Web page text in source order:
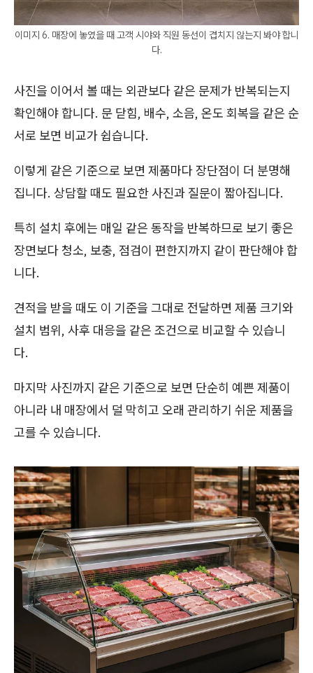
이미지 6. 매장에 놓였을 때 고객 시야와 직원 동선이 겹치지 않는지 봐야 합니
다.
사진을 이어서 볼 때는 외관보다 같은 문제가 반복되는지
확인해야 합니다. 문 닫힘, 배수, 소음, 온도 회복을 같은 순
서로 보면 비교가 쉽습니다.
이렇게 같은 기준으로 보면 제품마다 장단점이 더 분명해
집니다. 상담할 때도 필요한 사진과 질문이 짧아집니다.
특히 설치 후에는 매일 같은 동작을 반복하므로 보기 좋은
장면보다 청소, 보충, 점검이 편한지까지 같이 판단해야 합
니다.
견적을 받을 때도 이 기준을 그대로 전달하면 제품 크기와
설치 범위, 사후 대응을 같은 조건으로 비교할 수 있습니
다.
마지막 사진까지 같은 기준으로 보면 단순히 예쁜 제품이
아니라 내 매장에서 덜 막히고 오래 관리하기 쉬운 제품을
고를 수 있습니다.